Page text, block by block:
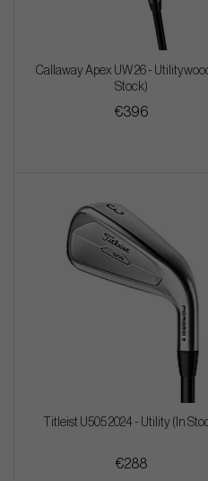
Callaway Apex UW 26 -
Stock)
€396
Titleist U505 2024 - Utility (In
€288